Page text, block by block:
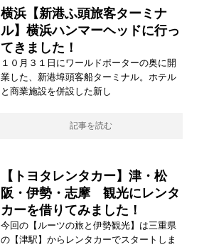
横浜【新港ふ頭旅客ターミナ
ル】横浜ハンマーヘッドに行っ
てきました！
１０月３１日にワールドポーターの奥に開
業した、新港埠頭客船ターミナル。ホテル
と商業施設を併設した新し
記事を読む
【トヨタレンタカー】津・松
阪・伊勢・志摩 観光にレンタ
カーを借りてみました！
今回の【ルーツの旅と伊勢観光】は三重県
の【津駅】からレンタカーでスタートしま